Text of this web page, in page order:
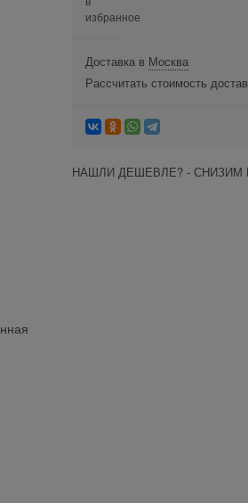
избранное
Доставка в Москва
Рассчитать стоимость
НАШЛИ ДЕШЕВЛЕ? - СНИЗИМ